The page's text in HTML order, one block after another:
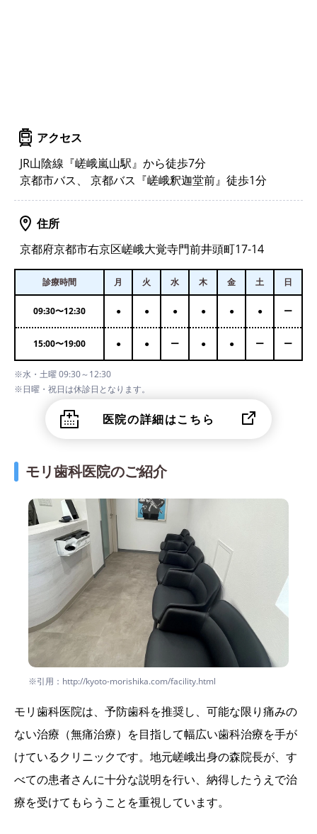
アクセス
JR山陰線『嵯峨嵐山駅』から徒歩7分
京都市バス、 京都バス『嵯峨釈迦堂前』徒歩1分
住所
京都府京都市右京区嵯峨大覚寺門前井頭町17-14
診療時間 月 火 水 木 金 土 日
09:30〜12:30 ● ● ● ● ● ● ー
15:00〜19:00 ● ● ー ● ● ー ー
※水・土曜 09:30～12:30
※日曜・祝日は休診日となります。
医院の詳細はこちら
モリ歯科医院のご紹介
※引用：http://kyoto-morishika.com/facility.html
モリ歯科医院は、予防歯科を推奨し、可能な限り痛みの
ない治療（無痛治療）を目指して幅広い歯科治療を手が
けているクリニックです。地元嵯峨出身の森院長が、す
べての患者さんに十分な説明を行い、納得したうえで治
療を受けてもらうことを重視しています。